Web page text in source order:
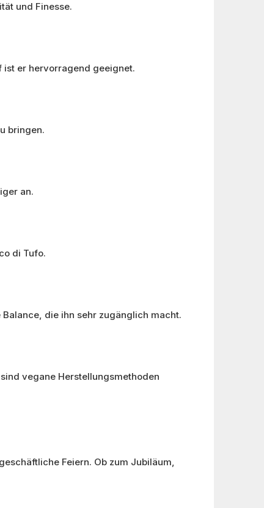
und Finesse.
ist er hervorragend geeignet.
bringen.
an.
di Tufo.
die ihn sehr zugänglich macht.
vegane Herstellungsmethoden
Feiern. Ob zum Jubiläum,